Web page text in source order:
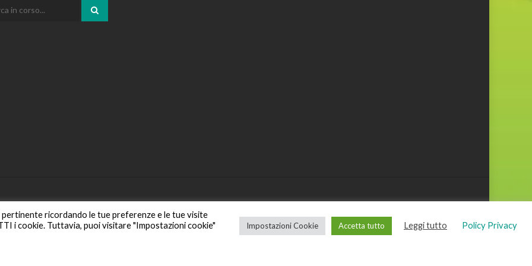
ricordando le tue preferenze e le tue visite
i cookie. Tuttavia, puoi visitare "Impostazioni cookie"
Impostazioni Cookie Accetta tutto Leggi tutto Policy Privacy